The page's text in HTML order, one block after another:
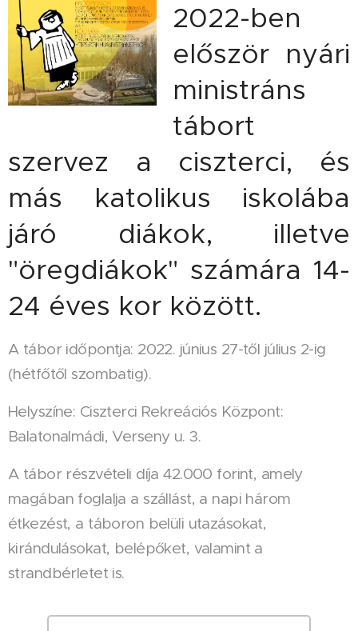
2022-ben
először nyári
ministráns
tábort
szervez a ciszterci, és
más katolikus iskolába
járó diákok, illetve
"öregdiákok" számára 14-
24 éves kor között.
A tábor időpontja: 2022. június 27-től július 2-ig
(hétfőtől szombatig).
Helyszíne: Ciszterci Rekreációs Központ:
Balatonalmádi, Verseny u. 3.
A tábor részvételi díja 42.000 forint, amely
magában foglalja a szállást, a napi három
étkezést, a táboron belüli utazásokat,
kirándulásokat, belépőket, valamint a
strandbérletet is.